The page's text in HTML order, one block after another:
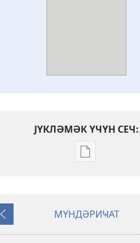
ЈҮКЛӘМӘК ҮЧҮН СЕЧ:
Електрон
параметрләр
Әввәлки
МҮНДӘРИҸАТ